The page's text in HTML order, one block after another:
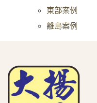
東部案例
離島案例